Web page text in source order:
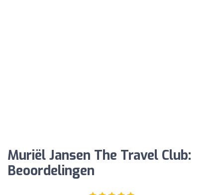
Muriël Jansen The Travel Club:
Beoordelingen